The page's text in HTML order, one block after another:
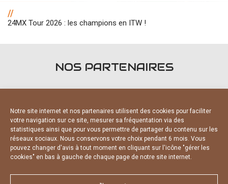
Notre site internet et nos partenaires utilisent des cookies pour faciliter
votre navigation sur ce site, mesurer sa fréquentation via des
statistiques ainsi que pour vous permettre de partager du contenu sur les
réseaux sociaux. Nous conservons votre choix pendant 6 mois. Vous
pouvez changer d'avis à tout moment en cliquant sur l'icône "gérer les
cookies" en bas à gauche de chaque page de notre site internet.
//
24MX Tour 2026 : les champions en ITW !
NOS PARTENAIRES
FOURNISSEURS OFFICIELS